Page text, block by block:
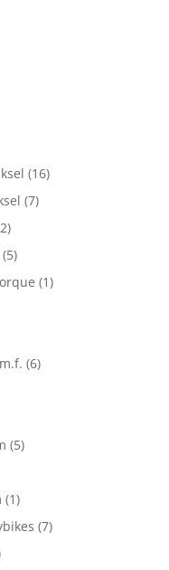
(16)
(7)
(5)
(1)
(6)
(5)
(1)
(7)